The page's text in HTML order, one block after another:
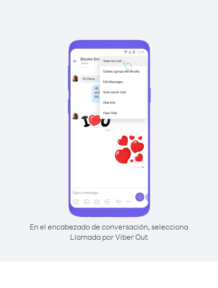
En el encabezado de conversación, selecciona
Llamada por Viber Out